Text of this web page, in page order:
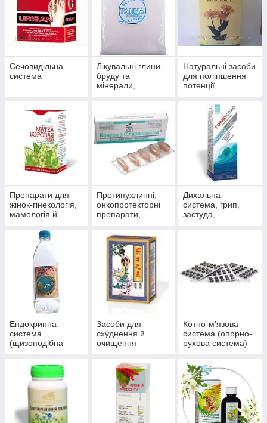
Сечовидільна
система
Лікувальні глини,
бруду та
мінерали,
концентрати для
прийняття ванн.
Натуральні засоби
для поліпшення
потенції,
чоловічого
здоров'я
Препарати для
жінок-гінекологія,
мамологія й
Протипухлинні,
онкопротекторні
препарати,
Дихальна
система, грип,
застуда,
Ендокринна
система
(щизоподібна
діабет)
Засоби для
схуднення й
очищення
Котно-м'язова
система (опорно-
рухова система)